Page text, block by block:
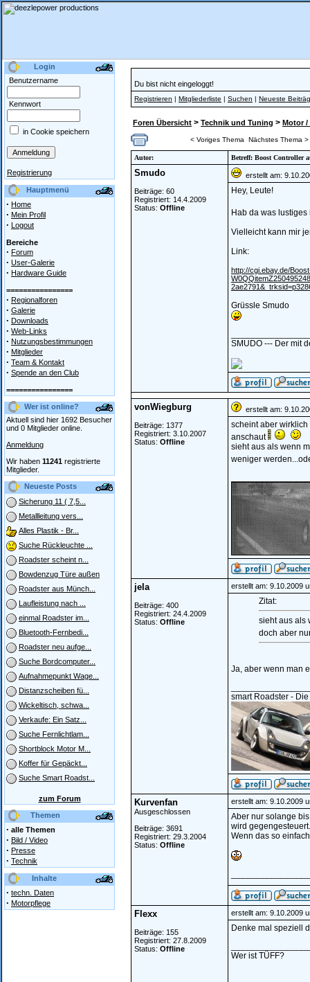
Login
Benutzername
Kennwort
in Cookie speichern
Registrierung
Hauptmenü
· Home
· Mein Profil
· Logout
Bereiche
· Forum
· User-Galerie
· Hardware Guide
================
· Regionalforen
· Galerie
· Downloads
· Web-Links
· Nutzungsbestimmungen
· Mitglieder
· Team & Kontakt
· Spende an den Club
================
Wer ist online?
Aktuell sind hier 1692 Besucher
und 0 Mitglieder online.
Anmeldung
Wir haben 11241 registrierte
Mitglieder.
Neueste Posts
Sicherung 11 ( 7,5...
Metallleitung vers...
Alles Plastik - Br...
Suche Rückleuchte ...
Roadster scheint n...
Bowdenzug Türe außen
Roadster aus Münch...
Laufleistung nach ...
einmal Roadster im...
Bluetooth-Fernbedi...
Roadster neu aufge...
Suche Bordcomputer...
Aufnahmepunkt Wage...
Distanzscheiben fü...
Wickeltisch, schwa...
Verkaufe: Ein Satz...
Suche Fernlichtlam...
Shortblock Motor M...
Koffer für Gepäckt...
Suche Smart Roadst...
zum Forum
Themen
· alle Themen
· Bild / Video
· Presse
· Technik
Inhalte
· techn. Daten
· Motorpflege
Du bist nicht eingeloggt!
Registrieren | Mitgliederliste | Suchen | Neueste
Foren Übersicht > Technik und Tuning > Motor /
< Voriges Thema Nächstes Thema >
Autor: Betreff: Boost Controller
Smudo
Beiträge: 60
Registriert: 14.4.2009
Status: Offline
erstellt am:
Hey, Leute!
Hab da was
Vielleicht kann mir
Link:
http://cgi.ebay.de/
Grüssle Smudo
SMUDO --- Der mit
vonWiegburg
Beiträge: 1377
Registriert: 3.10.2007
Status: Offline
erstellt am:
scheint aber
anschaut
sieht aus als wenn
weniger
jela
Beiträge: 400
Registriert: 24.4.2009
Status: Offline
erstellt am: 9.10.2009
Zitat:
sieht aus als
doch aber
Ja, aber wenn man
smart Roadster -
Kurvenfan
Ausgeschlossen
Beiträge: 3691
Registriert: 29.3.2004
Status: Offline
erstellt am: 9.10.2009
Aber nur solange
wird gegengesteuert.
Wenn das so
Flexx
Beiträge: 155
Registriert: 27.8.2009
Status: Offline
erstellt am: 9.10.2009
Denke mal speziell
Wer ist TÜFF?